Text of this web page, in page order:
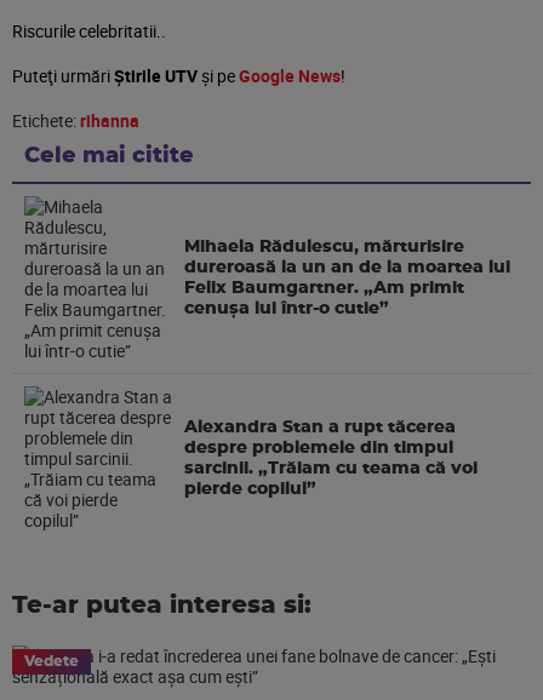
Riscurile celebritatii..
Puteţi urmăriȘtirile UTVşi peGoogle News!
Etichete:rihanna
Cele mai citite
Mihaela Rădulescu, mărturisire
dureroasă la un an de la moartea lui
Felix Baumgartner. „Am primit
cenușa lui într-o cutie”
Alexandra Stan a rupt tăcerea
despre problemele din timpul
sarcinii. „Trăiam cu teama că voi
pierde copilul”
Te-ar putea interesa si:
Vedete